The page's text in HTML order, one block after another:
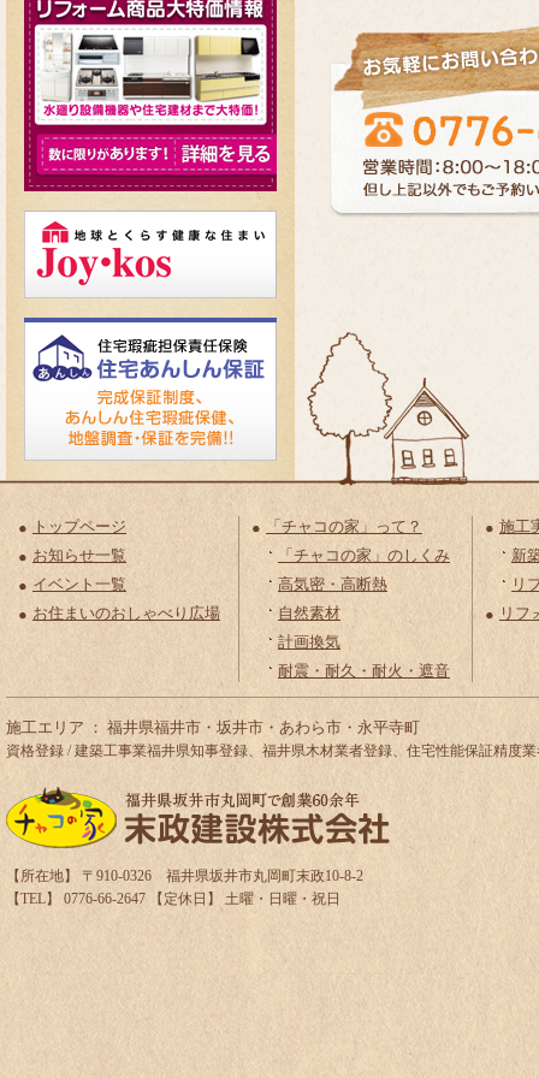
トップページ
お知らせ一覧
イベント一覧
お住まいのおしゃべり広場
「チャコの家」って？
「チャコの家」のしくみ
高気密・高断熱
自然素材
計画換気
耐震・耐久・耐火・遮音
施工
新
リ
リフ
施工エリア ： 福井県福井市・坂井市・あわら市・永平寺町
資格登録 / 建築工事業福井県知事登録、福井県木材業者登録、住宅性能保証精度
【所在地】 〒910-0326 福井県坂井市丸岡町末政10-8-2
【TEL】 0776-66-2647 【定休日】 土曜・日曜・祝日